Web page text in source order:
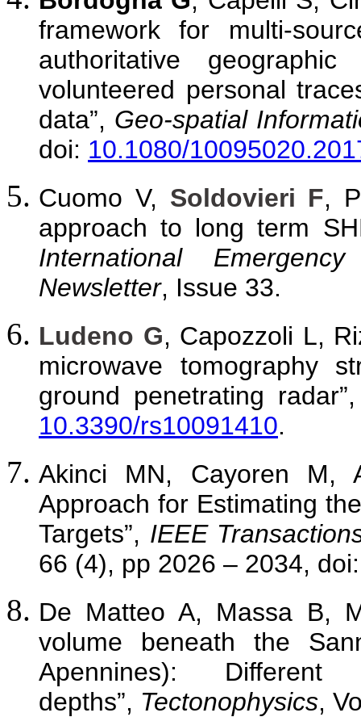
framework for multi-
authoritative
volunteered personal
data”, Geo-spatial
doi: 10.1080/
Cuomo V, Soldovieri F,
approach to long term
International
Newsletter, Issue 33.
Ludeno G, Capozzoli L,
microwave tomography
ground penetrating
10.3390/rs10091410.
Akinci MN, Cayoren M,
Approach for Estimating
Targets”, IEEE
66 (4), pp 2026 – 2034,
De Matteo A, Massa B,
volume beneath the
Apennines):
depths”, Tectonophysics,